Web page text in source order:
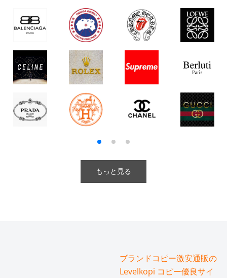
もっと見る
ブランドコピー激安通販の
Levelkopi コピー優良サイ